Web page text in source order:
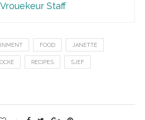
Vrouekeur Staff
FOOD JANETTE
RECIPES SJEF